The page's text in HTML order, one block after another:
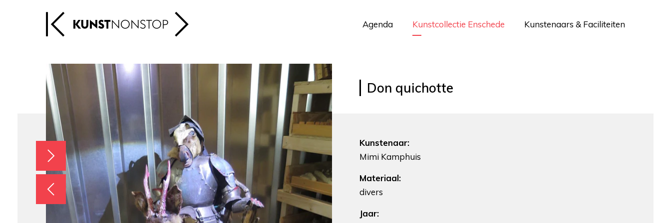
Agenda Kunstcollectie Enschede Kunstenaars & Faciliteiten
Don quichotte
Kunstenaar:
Mimi Kamphuis
Materiaal:
divers
Jaar: